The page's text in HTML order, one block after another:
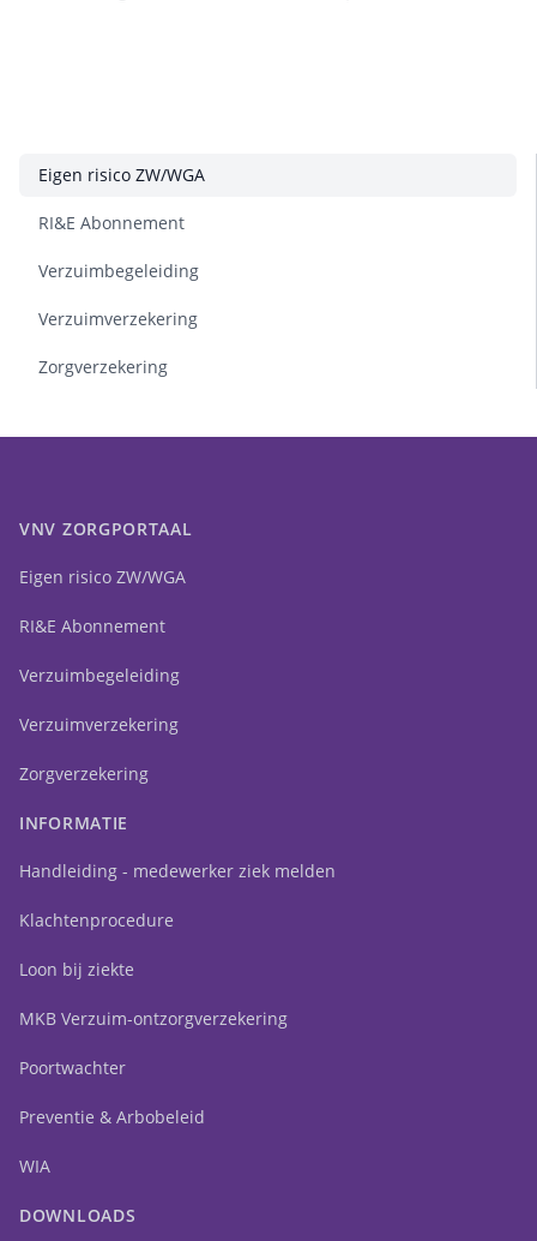
Eigen risico ZW/WGA
RI&E Abonnement
Verzuimbegeleiding
Verzuimverzekering
Zorgverzekering
VNV ZORGPORTAAL
Eigen risico ZW/WGA
RI&E Abonnement
Verzuimbegeleiding
Verzuimverzekering
Zorgverzekering
INFORMATIE
Handleiding - medewerker ziek melden
Klachtenprocedure
Loon bij ziekte
MKB Verzuim-ontzorgverzekering
Poortwachter
Preventie & Arbobeleid
WIA
DOWNLOADS